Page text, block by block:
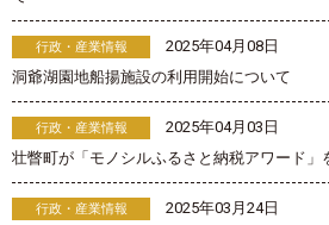
行政・産業情報
2025年04月08日
洞爺湖園地船揚施設の利用開始について
行政・産業情報
2025年04月03日
壮瞥町が「モノシルふるさと納税アワード」
行政・産業情報
2025年03月24日